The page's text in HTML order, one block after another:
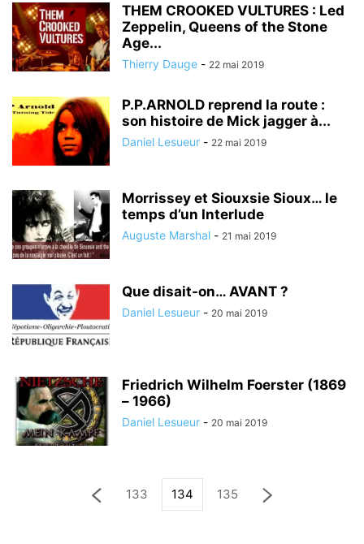
THEM CROOKED VULTURES : Led
Zeppelin, Queens of the Stone
Age...
Thierry Dauge - 22 mai 2019
P.P.ARNOLD reprend la route :
son histoire de Mick jagger à...
Daniel Lesueur - 22 mai 2019
Morrissey et Siouxsie Sioux… le
temps d’un Interlude
Auguste Marshal - 21 mai 2019
Que disait-on… AVANT ?
Daniel Lesueur - 20 mai 2019
Friedrich Wilhelm Foerster (1869
– 1966)
Daniel Lesueur - 20 mai 2019
133 134 135